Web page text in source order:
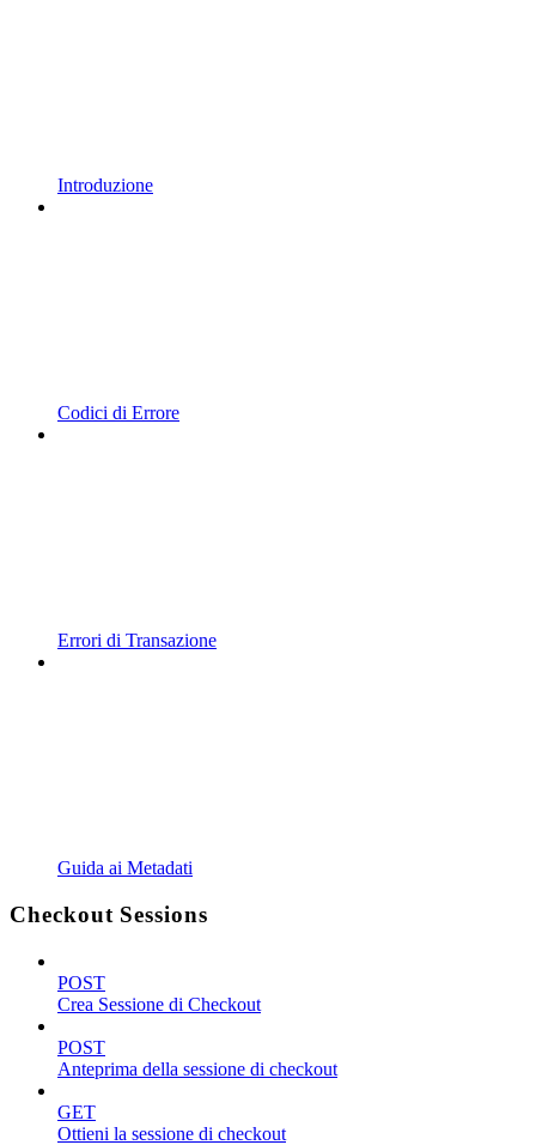
Introduzione
Codici di Errore
Errori di Transazione
Guida ai Metadati
Checkout Sessions
POST
Crea Sessione di Checkout
POST
Anteprima della sessione di checkout
GET
Ottieni la sessione di checkout